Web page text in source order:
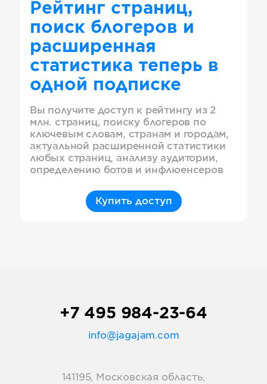
Рейтинг страниц,
поиск блогеров и
расширенная
статистика теперь в
одной подписке
Вы получите доступ к рейтингу из 2
млн. страниц, поиску блогеров по
ключевым словам, странам и городам,
актуальной расширенной статистики
любых страниц, анализу аудитории,
определению ботов и инфлюенсеров
Купить доступ
+7 495 984-23-64
info@jagajam.com
141195, Московская область,